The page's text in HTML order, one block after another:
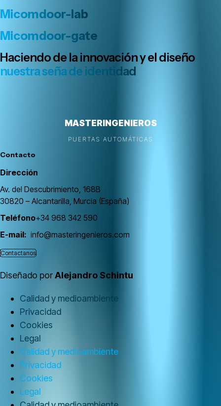
Micomdoor-lab
Micomdoor-gate
Haciendo de la innovación y el diseño
nuestra seña de identidad
MASTERINGENIEROS
PUERTAS AUTOMÁTICAS
Contacto
Dirección
Av. del Descubrimiento, 168B
30820 – Alcantarilla, Murcia (España)
Teléfono+34 968 342 590
E-mail: info@masteringenieros.com
Contactanos
Diseñado porAlejandro Schintu
Calidad y medioambiente
Privacidad
Cookies
Legal
Calidad y medioambiente
Privacidad
Cookies
Legal